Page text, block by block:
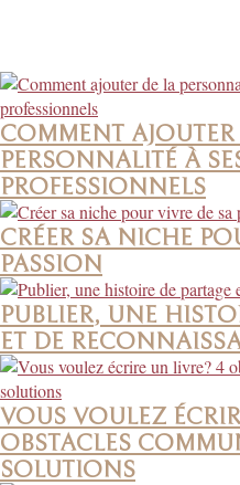
COMMENT
PERSONNALITÉ À
PROFESSIONNELS
CRÉER SA NICHE
PASSION
PUBLIER, UNE
ET DE
VOUS VOULEZ
OBSTACLES
SOLUTIONS